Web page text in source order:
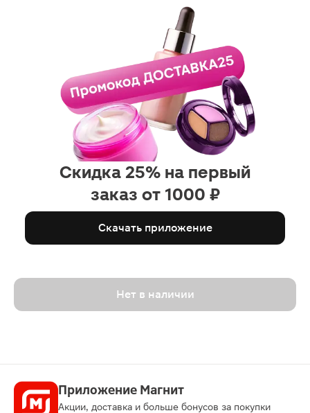
Скидка 25% на первый
заказ от 1000 ₽
Скачать приложение
Нет в наличии
Приложение Магнит
Акции, доставка и больше бонусов за покупки